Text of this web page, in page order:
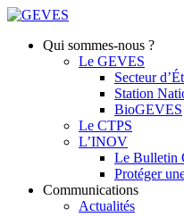
Qui sommes-nous ?
Le GEVES
Secteur
Station
BioGEVES
Le CTPS
L’INOV
Le Bulletin
Protéger
Communications
Actualités